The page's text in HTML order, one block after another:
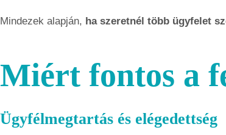
Mindezek alapján, ha szeretnél több ügyfelet
Miért fontos a
Ügyfélmegtartás és elégedettség